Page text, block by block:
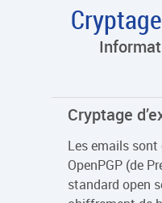
Cryptage
Les emails
OpenPGP (de
standard open